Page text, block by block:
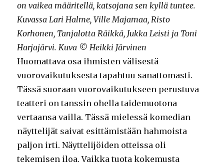
on vaikea määritellä, katsojana sen kyllä tuntee.
Kuvassa Lari Halme, Ville Majamaa, Risto
Korhonen, Tanjalotta Räikkä, Jukka Leisti ja Toni
Harjajärvi. Kuva © Heikki Järvinen
Huomattava osa ihmisten välisestä
vuorovaikutuksesta tapahtuu sanattomasti.
Tässä suoraan vuorovaikutukseen perustuva
teatteri on tanssin ohella taidemuotona
vertaansa vailla. Tässä mielessä komedian
näyttelijät saivat esittämistään hahmoista
paljon irti. Näyttelijöiden otteissa oli
tekemisen iloa. Vaikka tuota kokemusta